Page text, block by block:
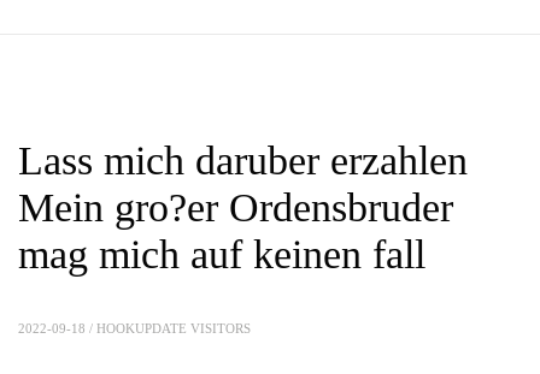
Lass mich daruber erzahlen
Mein gro?er Ordensbruder
mag mich auf keinen fall
2022-09-18 / HOOKUPDATE VISITORS